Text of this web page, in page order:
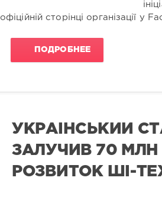
офіційній сторінці організації у
ПОДРОБНЕЕ
УКРАЇНСЬКИЙ
ЗАЛУЧИВ 70 МЛН
РОЗВИТОК ШІ-